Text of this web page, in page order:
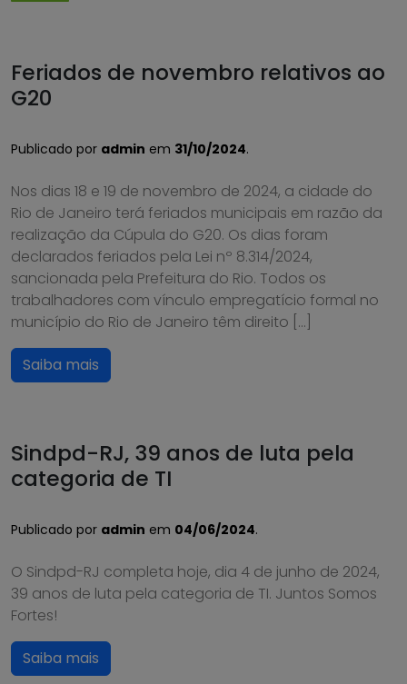
Feriados de novembro relativos ao
G20
Publicado por admin em 31/10/2024.
Nos dias 18 e 19 de novembro de 2024, a cidade do
Rio de Janeiro terá feriados municipais em razão da
realização da Cúpula do G20. Os dias foram
declarados feriados pela Lei nº 8.314/2024,
sancionada pela Prefeitura do Rio. Todos os
trabalhadores com vínculo empregatício formal no
município do Rio de Janeiro têm direito […]
Saiba mais
Sindpd-RJ, 39 anos de luta pela
categoria de TI
Publicado por admin em 04/06/2024.
O Sindpd-RJ completa hoje, dia 4 de junho de 2024,
39 anos de luta pela categoria de TI. Juntos Somos
Fortes!
Saiba mais